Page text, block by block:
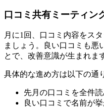
口コミ共有ミーティン
月に1回、口コミ内容をス
ましょう。良い口コミも悪
とで、改善意識が生まれま
具体的な進め方は以下の通
先月の口コミを全件
良い口コミで名前が